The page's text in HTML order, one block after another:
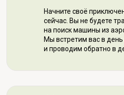
Начните своё
сейчас. Вы не будете
на поиск машины из
Мы встретим вас в день
и проводим обратно в